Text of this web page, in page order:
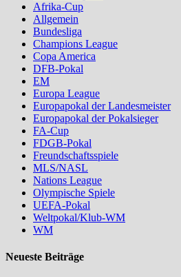
Afrika-Cup
Allgemein
Bundesliga
Champions League
Copa America
DFB-Pokal
EM
Europa League
Europapokal der Landesmeister
Europapokal der Pokalsieger
FA-Cup
FDGB-Pokal
Freundschaftsspiele
MLS/NASL
Nations League
Olympische Spiele
UEFA-Pokal
Weltpokal/Klub-WM
WM
Neueste Beiträge